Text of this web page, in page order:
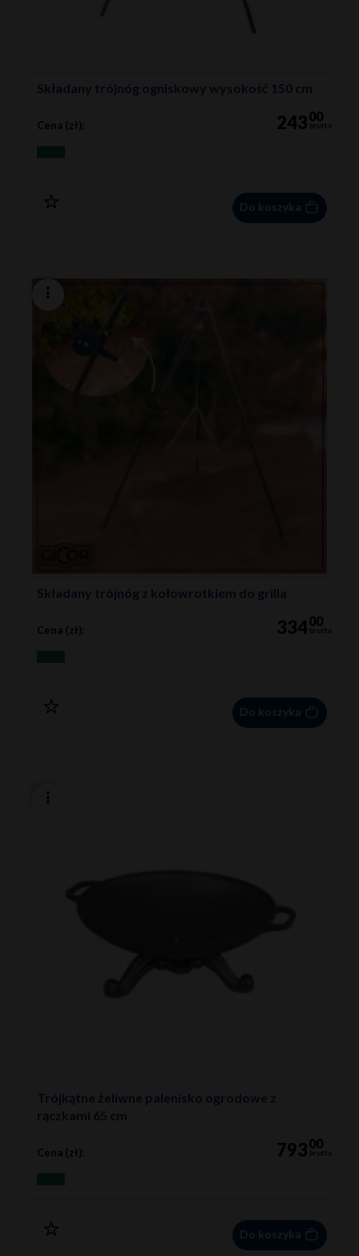
Składany trójnóg ogniskowy wysokość 150 cm
Cena (zł): 24300
brutto
Do koszyka
Składany trójnóg z kołowrotkiem do grilla
Cena (zł): 33400
brutto
Do koszyka
Trójkątne żeliwne palenisko ogrodowe z
rączkami 65 cm
Cena (zł): 79300
brutto
Do koszyka